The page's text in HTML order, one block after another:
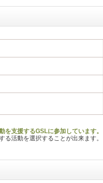
支援するGSLに参加しています。
活動を選択することが出来ます。